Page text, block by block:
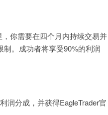
你需要在四个月内持续交易并
。成功者将享受90%的利润
润分成，并获得EagleTrader官